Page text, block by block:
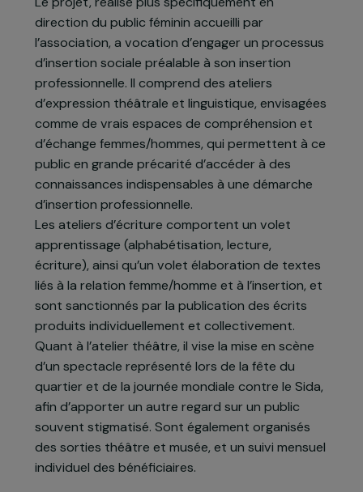
seules, dans des logements insalubres. Certaines
rencontrent des problèmes juridiques, ont déjà
fait de la prison, et toutes font montre d’un état
sanitaire précaire.
Le projet, réalisé plus spécifiquement en
direction du public féminin accueilli par
l’association, a vocation d’engager un processus
d’insertion sociale préalable à son insertion
professionnelle. Il comprend des ateliers
d’expression théâtrale et linguistique, envisagées
comme de vrais espaces de compréhension et
d’échange femmes/hommes, qui permettent à ce
public en grande précarité d’accéder à des
connaissances indispensables à une démarche
d’insertion professionnelle.
Les ateliers d’écriture comportent un volet
apprentissage (alphabétisation, lecture,
écriture), ainsi qu’un volet élaboration de textes
liés à la relation femme/homme et à l’insertion, et
sont sanctionnés par la publication des écrits